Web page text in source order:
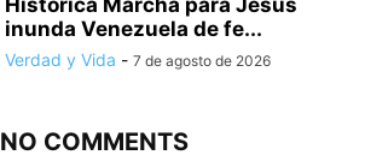
Histórica Marcha para Jesús
inunda Venezuela de fe...
Verdad y Vida - 7 de agosto de 2026
NO COMMENTS